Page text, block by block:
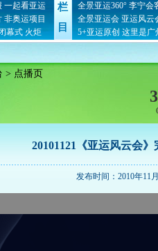
一起看亚运
非奥运项目
幕式 火炬
栏
目
全景亚运360° 李宁会
全景亚运会 亚运风云
5+亚运原创 这里是广
> 点播页
20101121《亚运风云会》
发布时间：2010年11